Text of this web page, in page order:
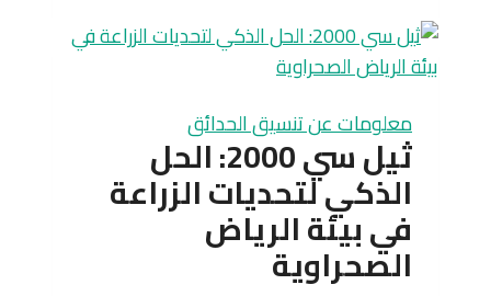
للملاعب
بالرياض
بتصميمات
عصرية
وعالية
الجودة
معلومات عن تنسيق الحدائق
ثيل سي 2000: الحل
الذكي لتحديات الزراعة
في بيئة الرياض
الصحراوية